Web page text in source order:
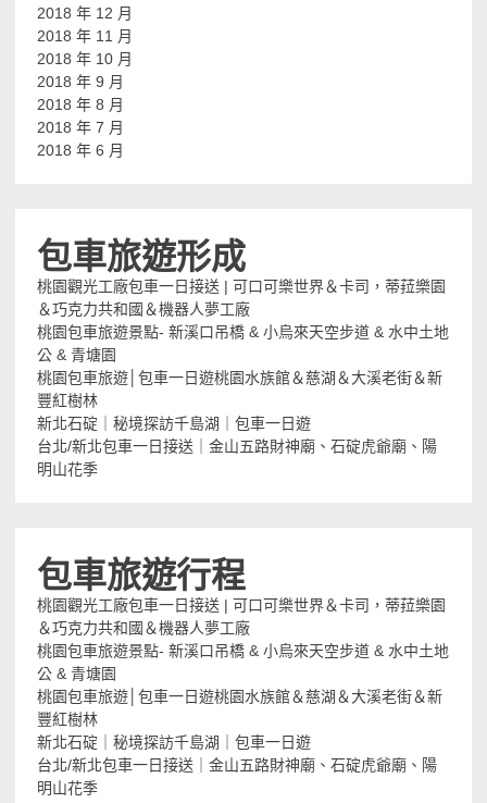
2018 年 12 月
2018 年 11 月
2018 年 10 月
2018 年 9 月
2018 年 8 月
2018 年 7 月
2018 年 6 月
包車旅遊形成
桃園觀光工廠包車一日接送 | 可口可樂世界＆卡司，蒂菈樂園
＆巧克力共和國＆機器人夢工廠
桃園包車旅遊景點- 新溪口吊橋 & 小烏來天空步道 & 水中土地
公 & 青塘園
桃園包車旅遊│包車一日遊桃園水族館＆慈湖＆大溪老街＆新
豐紅樹林
新北石碇｜秘境探訪千島湖｜包車一日遊
台北/新北包車一日接送｜金山五路財神廟、石碇虎爺廟、陽
明山花季
包車旅遊行程
桃園觀光工廠包車一日接送 | 可口可樂世界＆卡司，蒂菈樂園
＆巧克力共和國＆機器人夢工廠
桃園包車旅遊景點- 新溪口吊橋 & 小烏來天空步道 & 水中土地
公 & 青塘園
桃園包車旅遊│包車一日遊桃園水族館＆慈湖＆大溪老街＆新
豐紅樹林
新北石碇｜秘境探訪千島湖｜包車一日遊
台北/新北包車一日接送｜金山五路財神廟、石碇虎爺廟、陽
明山花季